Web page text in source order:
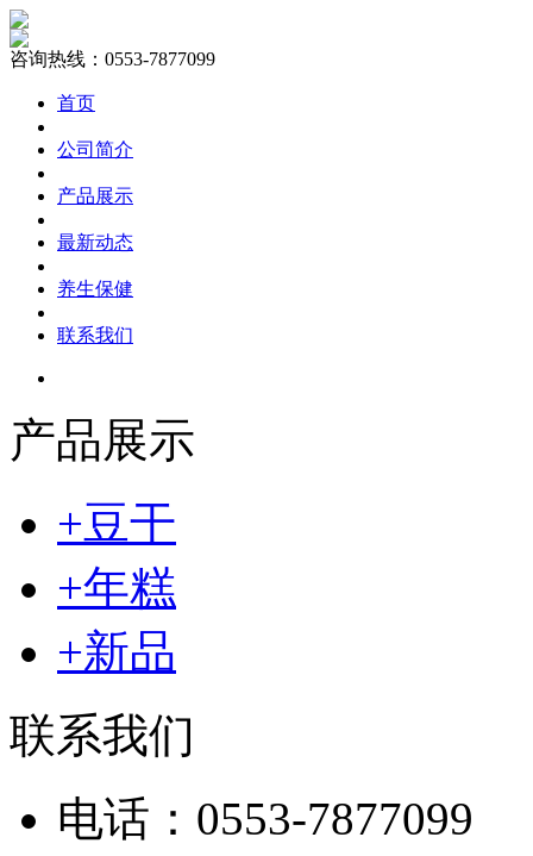
咨询热线：0553-7877099
首页
公司简介
产品展示
最新动态
养生保健
联系我们
产品展示
+豆干
+年糕
+新品
联系我们
电话：0553-7877099